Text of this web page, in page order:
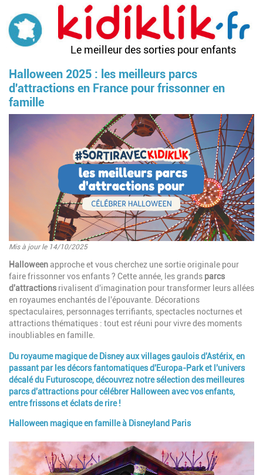
contenu
principal
Le meilleur des sorties pour enfants
Halloween 2025 : les meilleurs parcs
d'attractions en France pour frissonner en
famille
Mis à jour le 14/10/2025
Introduction
Halloweenapproche et vous cherchez une sortie originale pour
faire frissonner vos enfants ? Cette année, les grands parcs
d'attractions rivalisent d'imagination pour transformer leurs allées
en royaumes enchantés de l'épouvante. Décorations
spectaculaires, personnages terrifiants, spectacles nocturnes et
attractions thématiques : tout est réuni pour vivre des moments
inoubliables en famille.
Du royaume magique de Disney aux villages gaulois d'Astérix, en
passant par les décors fantomatiques d'Europa-Park et l'univers
décalé du Futuroscope, découvrez notre sélection des meilleures
parcs d'attractionspour célébrer Halloweenavec vos enfants,
entre frissons et éclats de rire !
Paragraphes
Halloween magique en famille à Disneyland Paris
Image